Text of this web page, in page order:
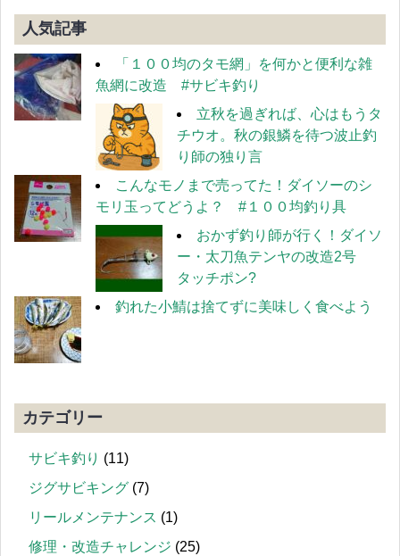
人気記事
「１００均のタモ網」を何かと便利な雑
魚網に改造 #サビキ釣り
立秋を過ぎれば、心はもうタ
チウオ。秋の銀鱗を待つ波止釣
り師の独り言
こんなモノまで売ってた！ダイソーのシ
モリ玉ってどうよ？ #１００均釣り具
おかず釣り師が行く！ダイソ
ー・太刀魚テンヤの改造2号
タッチポン?
釣れた小鯖は捨てずに美味しく食べよう
カテゴリー
サビキ釣り (11)
ジグサビキング (7)
リールメンテナンス (1)
修理・改造チャレンジ (25)